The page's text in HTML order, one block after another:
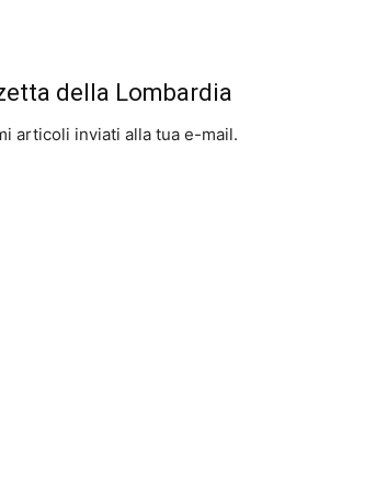
della Lombardia
articoli inviati alla tua e-mail.